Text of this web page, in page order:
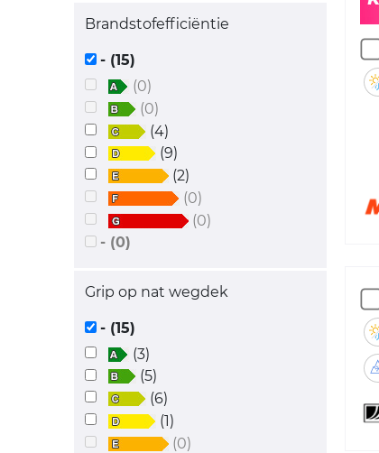
Brandstofefficiëntie
- (15)
(0)
(0)
(4)
(9)
(2)
(0)
(0)
- (0)
Grip op nat wegdek
- (15)
(3)
(5)
(6)
(1)
(0)